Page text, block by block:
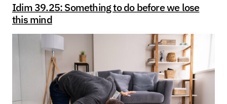
Idim 39.25: Something to do before we lose
this mind